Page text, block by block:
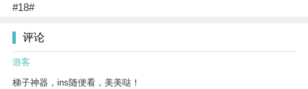
#18#
评论
游客
梯子神器，ins随便看，美美哒！